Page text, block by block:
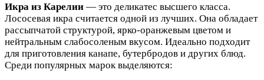
Икра из Карелии — это деликатес высшего класса.
Лососевая икра считается одной из лучших. Она обладает
рассыпчатой структурой, ярко-оранжевым цветом и
нейтральным слабосоленым вкусом. Идеально подходит
для приготовления канапе, бутербродов и других блюд.
Среди популярных марок выделяются: